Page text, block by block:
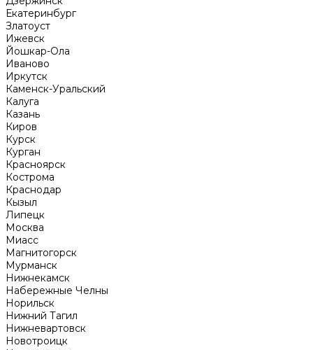
Екатеринбург
Златоуст
Ижевск
Йошкар-Ола
Иваново
Иркутск
Каменск-Уральский
Калуга
Казань
Киров
Курск
Курган
Красноярск
Кострома
Краснодар
Кызыл
Липецк
Москва
Миасс
Магнитогорск
Мурманск
Нижнекамск
Набережные Челны
Норильск
Нижний Тагил
Нижневартовск
Новотроицк